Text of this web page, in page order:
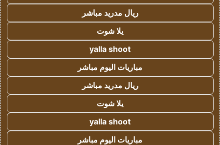
ريال مدريد مباشر
يلا شوت
yalla shoot
مباريات اليوم مباشر
ريال مدريد مباشر
يلا شوت
yalla shoot
مباريات اليوم مباشر